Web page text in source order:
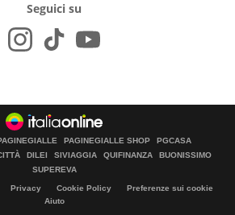
Seguici su
PAGINEGIALLE SHOP
PGCASA
DILEI SIVIAGGIA QUIFINANZA
BUONISSIMO
SUPEREVA
Privacy Cookie Policy
Preferenze sui cookie
Aiuto